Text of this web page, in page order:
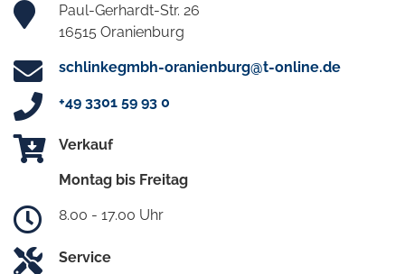
Paul-Gerhardt-Str. 26
16515 Oranienburg
schlinkegmbh-oranienburg@t-online.de
+49 3301 59 93 0
Verkauf
Montag bis Freitag
8.00 - 17.00 Uhr
Service